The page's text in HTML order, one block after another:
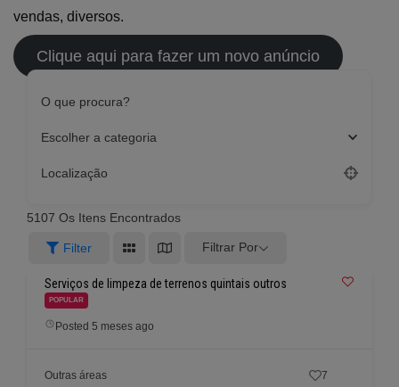
vendas, diversos.
Clique aqui para fazer um novo anúncio
O que procura?
Escolher a categoria
Localização
5107 Os Itens Encontrados
Filter Filtrar Por
Serviços de limpeza de terrenos quintais outros
POPULAR
Posted 5 meses ago
Outras áreas 7